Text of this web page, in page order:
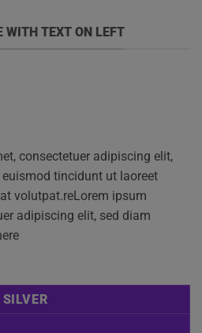
WITH TEXT ON LEFT
consectetuer adipiscing elit,
tincidunt ut laoreet
volutpat.reLorem ipsum
adipiscing elit, sed diam
SILVER